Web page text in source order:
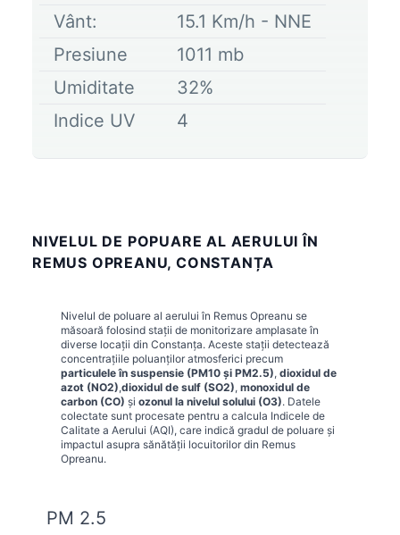
Vânt:
15.1 Km/h - NNE
Presiune
1011 mb
Umiditate
32%
Indice UV
4
NIVELUL DE POPUARE AL AERULUI ÎN
REMUS OPREANU, CONSTANȚA
Nivelul de poluare al aerului în Remus Opreanu se
măsoară folosind stații de monitorizare amplasate în
diverse locații din Constanța. Aceste stații detectează
concentrațiile poluanților atmosferici precum
particulele în suspensie (PM10 și PM2.5), dioxidul de
azot (NO2),dioxidul de sulf (SO2), monoxidul de
carbon (CO) și ozonul la nivelul solului (O3). Datele
colectate sunt procesate pentru a calcula Indicele de
Calitate a Aerului (AQI), care indică gradul de poluare și
impactul asupra sănătății locuitorilor din Remus
Opreanu.
PM 2.5